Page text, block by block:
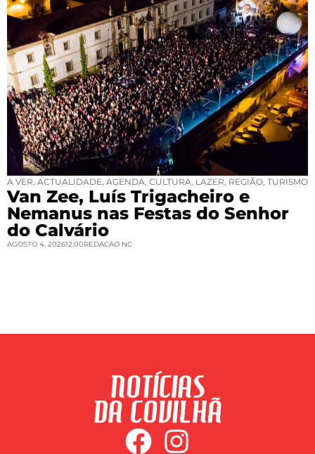
A VER ACTUALIDADE AGENDA CULTURA LAZER REGIÃO TURISMO
Van Zee, Luís Trigacheiro e
Nemanus nas Festas do Senhor
do Calvário
AGOSTO 4, 202612:00REDACAO NC